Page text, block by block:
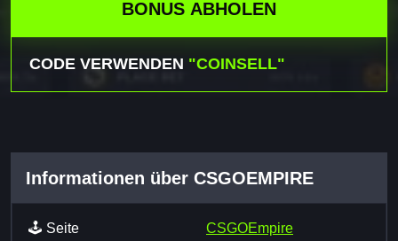
BONUS ABHOLEN
CODE VERWENDEN "COINSELL"
Informationen über CSGOEMPIRE
🕹️ Seite CSGOEmpire